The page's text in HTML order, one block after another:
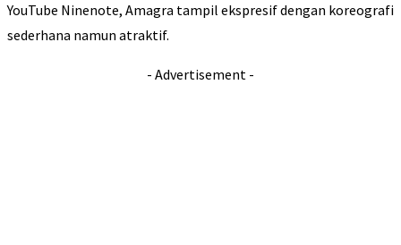
YouTube Ninenote, Amagra tampil ekspresif dengan koreografi
sederhana namun atraktif.
- Advertisement -